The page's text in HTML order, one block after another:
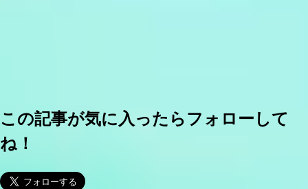
この記事が気に入ったらフォローして
ね！